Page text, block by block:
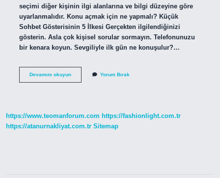
seçimi diğer kişinin ilgi alanlarına ve bilgi düzeyine göre
uyarlanmalıdır. Konu açmak için ne yapmalı? Küçük
Sohbet Gösterisinin 5 İlkesi Gerçekten ilgilendiğinizi
gösterin. Asla çok kişisel sorular sormayın. Telefonunuzu
bir kenara koyun. Sevgiliyle ilk gün ne konuşulur?…
Devamını okuyunSevgilimle
Yorum Bırak
https://www.teomanforum.com https://fashionlight.com.tr
https://atanurnakliyat.com.tr Sitemap